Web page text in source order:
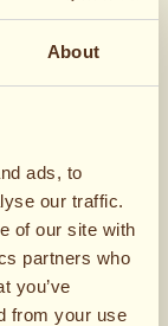
About
ads, to
our traffic.
of our site with
partners who
you’ve
from your use
op, hvis du